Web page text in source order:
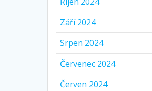
Září 2024
Srpen 2024
Červenec 2024
Červen 2024